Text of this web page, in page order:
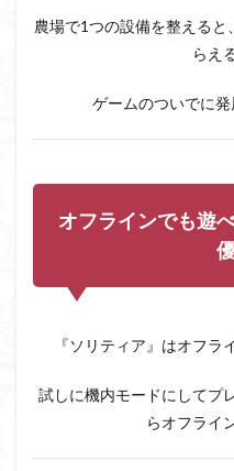
ムす
ィア
ンド
ベス
ー・
価
まと
農場で1つの設備を整える
らえ
ゲームのついでに発
オフラインでも遊
『ソリティア』はオフラ
試しに機内モードにしてプ
らオフライ